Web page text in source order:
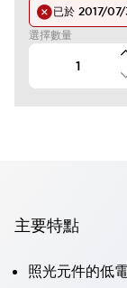
已於 2017/07/
選擇數量
主要特點
照光元件的低